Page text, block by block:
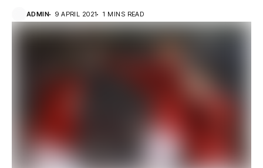
ADMIN 9 APRIL 2021 1 MINS READ